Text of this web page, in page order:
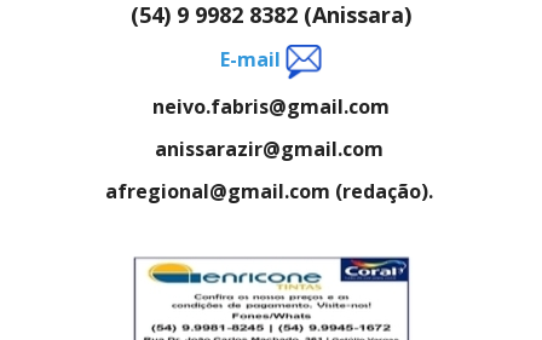
(54) 9 9982 8382 (Anissara)
E-mail
neivo.fabris@gmail.com
anissarazir@gmail.com
afregional@gmail.com (redação).